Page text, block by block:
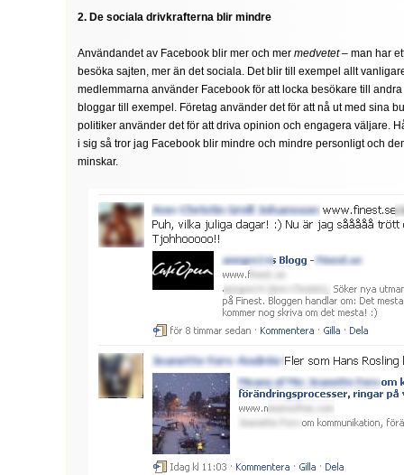
2. De sociala drivkrafterna blir mindre
Användandet av Facebook blir mer och mer medvetet– man har
besöka sajten, mer än det sociala. Det blir till exempel allt
medlemmarna använder Facebook för att locka besökare till
bloggar till exempel. Företag använder det för att nå ut med sina
politiker använder det för att driva opinion och engagera väljare.
i sig så tror jag Facebook blir mindre och mindre personligt och
minskar.